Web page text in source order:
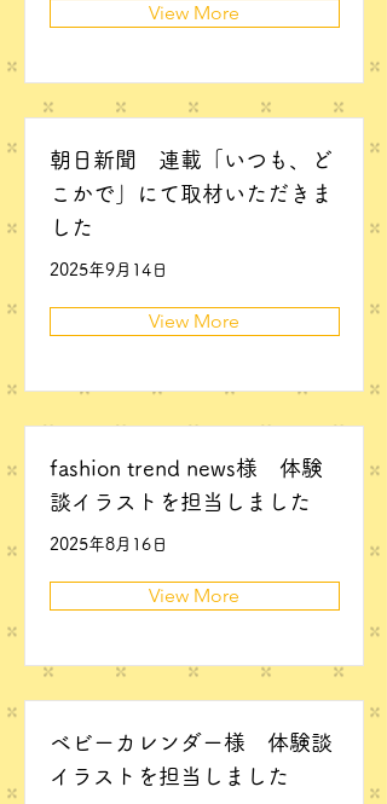
View More
朝日新聞 連載「いつも、ど
こかで」にて取材いただきま
した
2025年9月14日
View More
fashion trend news様 体験
談イラストを担当しました
2025年8月16日
View More
ベビーカレンダー様 体験談
イラストを担当しました